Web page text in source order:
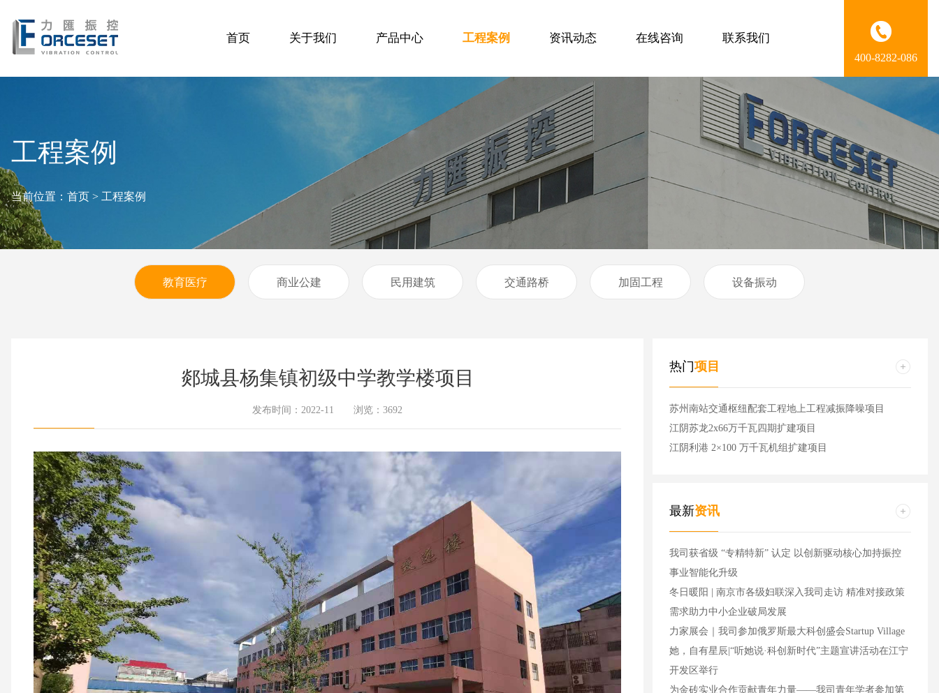
首页 关于我们 产品中心 工程案例 资讯动态 在线咨询 联系我们
400-8282-086
工程案例
当前位置： 首页 > 工程案例
教育医疗 商业公建 民用建筑 交通路桥 加固工程 设备振动
郯城县杨集镇初级中学教学楼项目
发布时间：2022-11 浏览：3692
热门项目
苏州南站交通枢纽配套工程地上工程减振降噪项目
江阴苏龙2x66万千瓦四期扩建项目
江阴利港 2×100 万千瓦机组扩建项目
最新资讯
我司获省级 “专精特新” 认定 以创新驱动核心加持振控
事业智能化升级
冬日暖阳 | 南京市各级妇联深入我司走访 精准对接政策
需求助力中小企业破局发展
力家展会｜我司参加俄罗斯最大科创盛会Startup Village
她，自有星辰|“听她说·科创新时代”主题宣讲活动在江宁
开发区举行
为金砖实业合作贡献青年力量——我司青年学者参加第